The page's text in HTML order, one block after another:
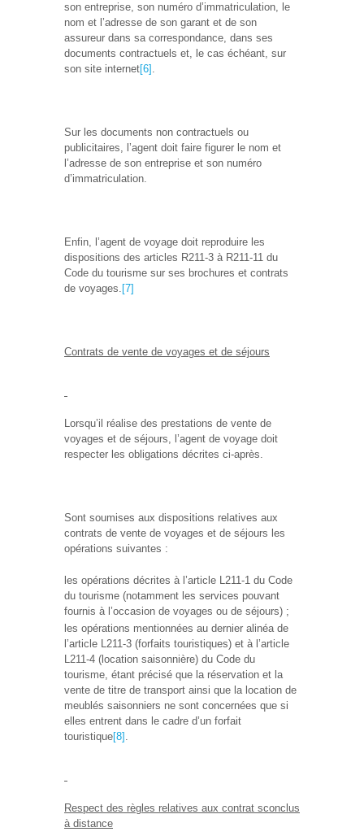
son entreprise, son numéro d’immatriculation, le
nom et l’adresse de son garant et de son
assureur dans sa correspondance, dans ses
documents contractuels et, le cas échéant, sur
son site internet[6]
Sur les documents non contractuels ou
publicitaires, l’agent doit faire figurer le nom et
l’adresse de son entreprise et son numéro
d’immatriculation.
Enfin, l’agent de voyage doit reproduire les
dispositions des articles R211-3 à R211-11 du
Code du tourisme sur ses brochures et contrats
de voyages. [7]
Contrats de vente de voyages et de séjours
Lorsqu’il réalise des prestations de vente de
voyages et de séjours, l’agent de voyage doit
respecter les obligations décrites ci-après.
Sont soumises aux dispositions relatives aux
contrats de vente de voyages et de séjours les
opérations suivantes :
les opérations décrites à l’article L211-1 du Code
du tourisme (notamment les services pouvant
fournis à l’occasion de voyages ou de séjours) ;
les opérations mentionnées au dernier alinéa de
l’article L211-3 (forfaits touristiques) et à l’article
L211-4 (location saisonnière) du Code du
tourisme, étant précisé que la réservation et la
vente de titre de transport ainsi que la location de
meublés saisonniers ne sont concernées que si
elles entrent dans le cadre d’un forfait
touristique[8]
Respect des règles relatives aux contrat sconclus
à distance